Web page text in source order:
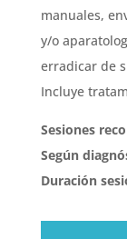
manuales,
y/o
erradicar de
Incluye
Sesiones
Según
Duración